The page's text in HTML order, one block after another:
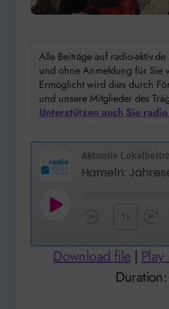
Alle Beiträge auf radio-
und ohne Anmeldung für Sie
Ermöglicht wird dies durch
und unsere Mitglieder des
Unterstützen auch Sie
Aktuelle
Hameln:
Play
10
Seconds
1x
Download file|